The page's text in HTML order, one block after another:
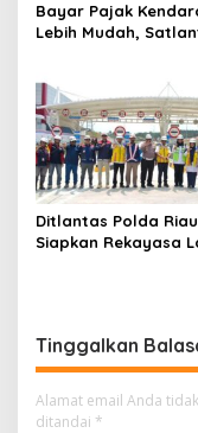
Bayar Pajak
Lebih Mudah,
Program Pemutihan
Ditlantas Polda Riau
Siapkan Rekayasa
Jadi Prioritas
Tinggalkan
Alamat email Anda
ditandai *